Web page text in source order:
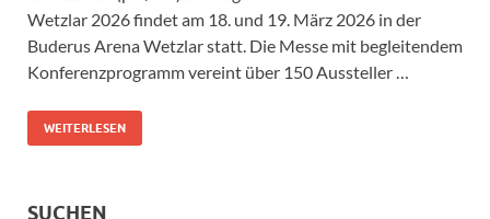
Wetzlar 2026 findet am 18. und 19. März 2026 in der
Buderus Arena Wetzlar statt. Die Messe mit begleitendem
Konferenzprogramm vereint über 150 Aussteller …
WEITERLESEN
SUCHEN